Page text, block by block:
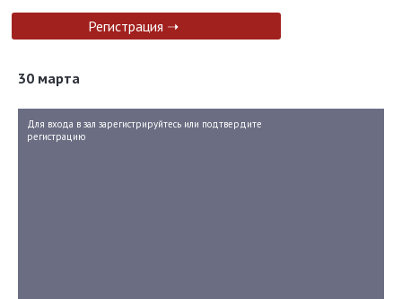
Регистрация ➝
30 марта
Для входа в зал зарегистрируйтесь или подтвердите
регистрацию